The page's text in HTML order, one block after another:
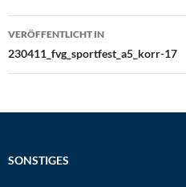
Beitragsnavigation
VERÖFFENTLICHT IN
230411_fvg_sportfest_a5_korr-17
SONSTIGES